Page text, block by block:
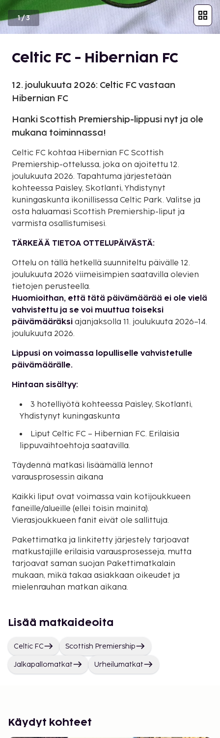
1/3
Celtic FC - Hibernian FC
12. joulukuuta 2026: Celtic FC vastaan
Hibernian FC
Hanki Scottish Premiership-lippusi nyt ja ole
mukana toiminnassa!
Celtic FC kohtaa Hibernian FC Scottish
Premiership-ottelussa, joka on ajoitettu 12.
joulukuuta 2026. Tapahtuma järjestetään
kohteessa Paisley, Skotlanti, Yhdistynyt
kuningaskunta ikonillisessa Celtic Park. Valitse ja
osta haluamasi Scottish Premiership-liput ja
varmista osallistumisesi.
TÄRKEÄÄ TIETOA OTTELUPÄIVÄSTÄ:
Ottelu on tällä hetkellä suunniteltu päivälle 12.
joulukuuta 2026 viimeisimpien saatavilla olevien
tietojen perusteella.
Huomioithan, että tätä päivämäärää ei ole vielä
vahvistettu ja se voi muuttua toiseksi
päivämääräksi ajanjaksolla 11. joulukuuta 2026–14.
joulukuuta 2026.
Lippusi on voimassa lopulliselle vahvistetulle
päivämäärälle.
Hintaan sisältyy:
3 hotelliyötä kohteessa Paisley, Skotlanti,
Yhdistynyt kuningaskunta
Liput Celtic FC – Hibernian FC. Erilaisia
lippuvaihtoehtoja saatavilla.
Täydennä matkasi lisäämällä lennot
varausprosessin aikana
Kaikki liput ovat voimassa vain kotijoukkueen
faneille/alueille (ellei toisin mainita).
Vierasjoukkueen fanit eivät ole sallittuja.
Pakettimatka ja linkitetty järjestely tarjoavat
matkustajille erilaisia varausprosesseja, mutta
tarjoavat saman suojan Pakettimatkalain
mukaan, mikä takaa asiakkaan oikeudet ja
mielenrauhan matkan aikana.
Lisää matkaideoita
Celtic FC Scottish Premiership
Jalkapallomatkat Urheilumatkat
Käydyt kohteet